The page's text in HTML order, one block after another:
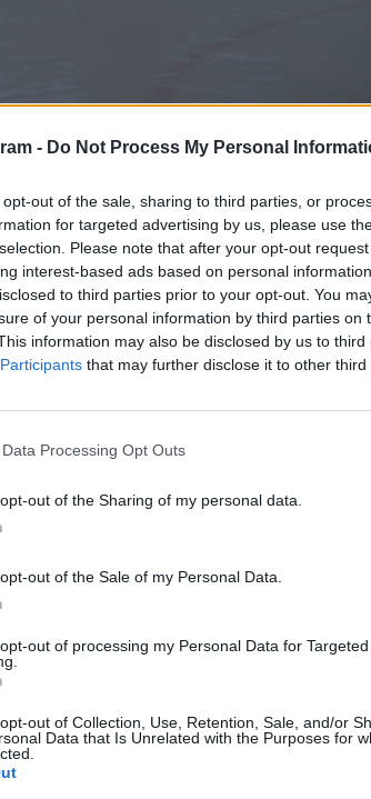
- Do Not Process My Personal
opt-out of the sale, sharing to third parties, or
for targeted advertising by us, please use
Please note that after your opt-out
interest-based ads based on personal
to third parties prior to your opt-out. You
of your personal information by third parties on
information may also be disclosed by us to
that may further disclose it to other third
Processing Opt Outs
out of the Sharing of my personal data.
out of the Sale of my Personal Data.
out of processing my Personal Data for Targeted
out of Collection, Use, Retention, Sale, and/or
Data that Is Unrelated with the Purposes for
vyjel Bruslařský klub Příbram a druhou pauzu
triumfoval tým „Svět“. Atmosféru navíc
po utkání oceněni stejně jako nejrychlejší